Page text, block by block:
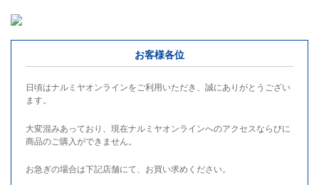
お客様各位
日頃はナルミヤオンラインをご利用いただき、誠にありがとうござい
ます。
大変混みあっており、現在ナルミヤオンラインへのアクセスならびに
商品のご購入ができません。
お急ぎの場合は下記店舗にて、お買い求めください。